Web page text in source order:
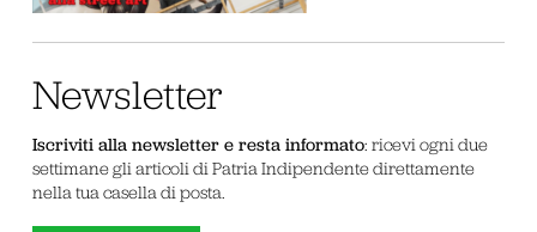
Newsletter
Iscriviti alla newsletter e resta informato: ricevi ogni due
settimane gli articoli di Patria Indipendente direttamente
nella tua casella di posta.